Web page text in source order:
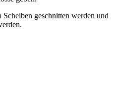
geschnitten werden und